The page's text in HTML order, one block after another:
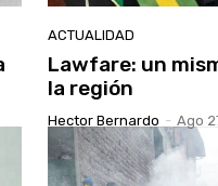
ACTUALIDAD
Lawfare: un
la región
Hector Bernardo - Ago